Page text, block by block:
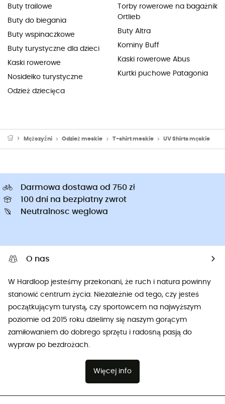
Buty trailowe
Buty do biegania
Buty wspinaczkowe
Buty turystyczne dla dzieci
Kaski rowerowe
Nosidełko turystyczne
Odzież dziecięca
Torby rowerowe na bagażnik
Ortlieb
Buty Altra
Kominy Buff
Kaski rowerowe Abus
Kurtki puchowe Patagonia
Mężczyźni Odzież meskie T-shirt meskie UV Shirts męskie
Darmowa dostawa od 750 zł
100 dni na bezpłatny zwrot
Neutralnosc weglowa
O nas
W Hardloop jesteśmy przekonani, że ruch i natura powinny
stanowić centrum życia. Niezależnie od tego, czy jesteś
początkującym turystą, czy sportowcem na najwyższym
poziomie od 2015 roku dzielimy się naszym gorącym
zamiłowaniem do dobrego sprzętu i radosną pasją do
wypraw po bezdrożach.
Więcej info